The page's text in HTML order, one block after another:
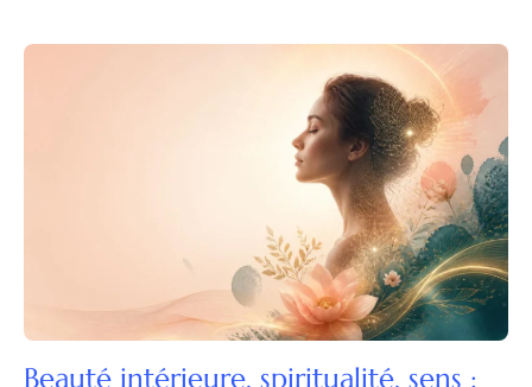
Beauté intérieure, spiritualité, sens :